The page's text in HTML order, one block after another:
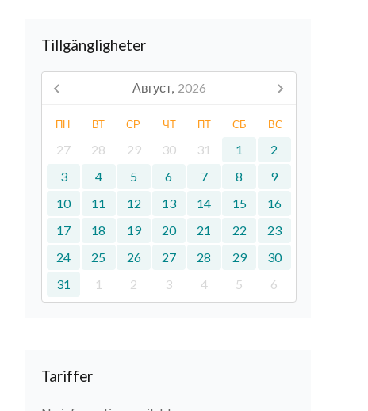
Tillgängligheter
Август, 2026
ПН ВТ СР ЧТ ПТ СБ ВС
27 28 29 30 31 1
2
3
4 5 6 7 8
9
10
11 12 13 14 15
16
17
18 19 20 21 22
23
24
25 26 27 28 29
30
31
1 2 3 4 5 6
Tariffer